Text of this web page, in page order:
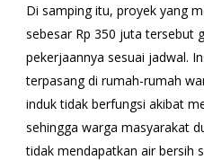
Di samping itu, proyek yang
sebesar Rp 350 juta tersebut
pekerjaannya sesuai jadwal.
terpasang di rumah-rumah
induk tidak berfungsi akibat
sehingga warga masyarakat
tidak mendapatkan air bersih